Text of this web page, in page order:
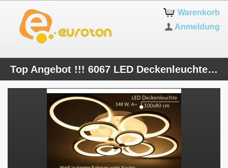
Warenkorb
Anmeldung
Top Angebot !!! 6067 LED Deckenleuchte mit Fernbedienung Lichtfarbe/helligkeit einstellbar Acryl-Schirm A+